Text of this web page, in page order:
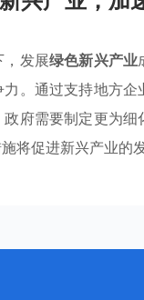
，发展绿色新兴产业
。通过支持地方
府需要制定更为
将促进新兴产业